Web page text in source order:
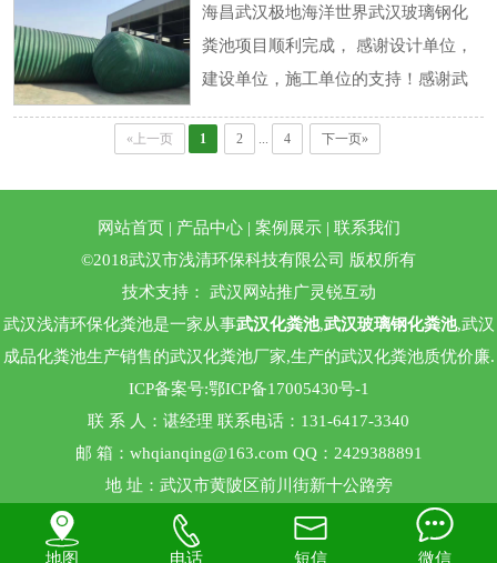
海昌武汉极地海洋世界武汉玻璃钢化
粪池项目顺利完成， 感谢设计单位，
建设单位，施工单位的支持！感谢武
汉浅清环保团队的努力！感谢物流师
傅、吊装师傅们的配合！
«上一页 1 2 ... 4 下一页»
网站首页| 产品中心| 案例展示| 联系我们
©2018武汉市浅清环保科技有限公司 版权所有
技术支持： 武汉网站推广灵锐互动
武汉浅清环保化粪池是一家从事武汉化粪池,武汉玻璃钢化粪池,武汉
成品化粪池生产销售的武汉化粪池厂家,生产的武汉化粪池质优价廉.
ICP备案号:鄂ICP备17005430号-1
联 系 人：谌经理 联系电话：131-6417-3340
邮 箱：whqianqing@163.com QQ：2429388891
地 址：武汉市黄陂区前川街新十公路旁
󰀔
地图

电话

短信

微信